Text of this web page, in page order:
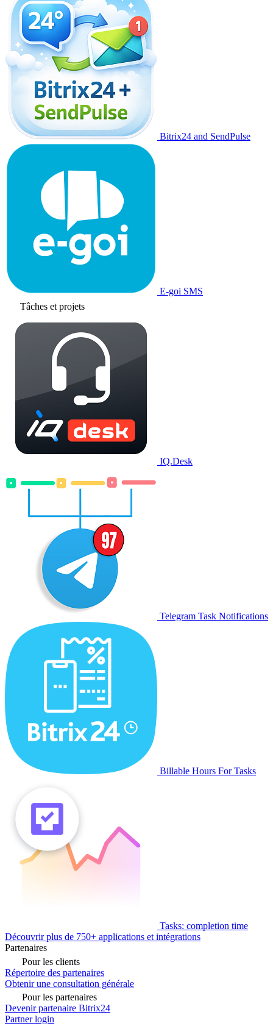
Bitrix24 and SendPulse
E-goi SMS
Tâches et projets
IQ.Desk
Telegram Task Notifications
Billable Hours For Tasks
Tasks: completion time
Découvrir plus de 750+ applications et intégrations
Partenaires
Pour les clients
Répertoire des partenaires
Obtenir une consultation générale
Pour les partenaires
Devenir partenaire Bitrix24
Partner login